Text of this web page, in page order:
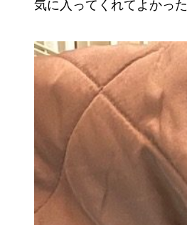
気に入ってくれてよかった